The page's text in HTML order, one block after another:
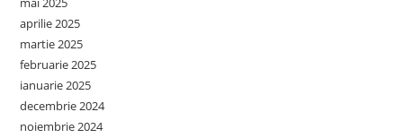
aprilie 2025
martie 2025
februarie 2025
ianuarie 2025
decembrie 2024
noiembrie 2024